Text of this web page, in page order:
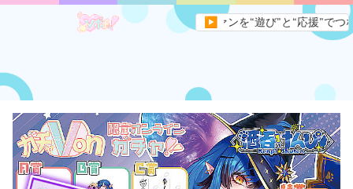
▶
トです。すべてのVライバーとファンを“遊び”と“応援”でつなぐ、